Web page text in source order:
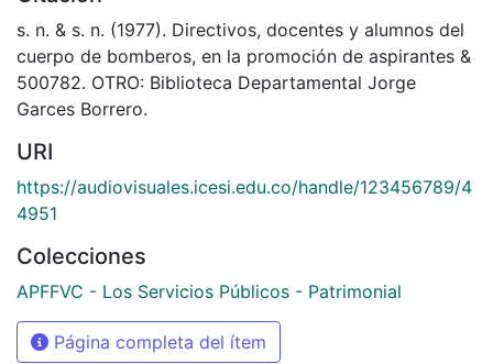
s. n. & s. n. (1977). Directivos, docentes y alumnos del
cuerpo de bomberos, en la promoción de aspirantes &
500782. OTRO: Biblioteca Departamental Jorge
Garces Borrero.
URI
https://audiovisuales.icesi.edu.co/handle/123456789/4
4951
Colecciones
APFFVC - Los Servicios Públicos - Patrimonial
Página completa del ítem